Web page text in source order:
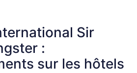
Sir
:
sur les hôtels